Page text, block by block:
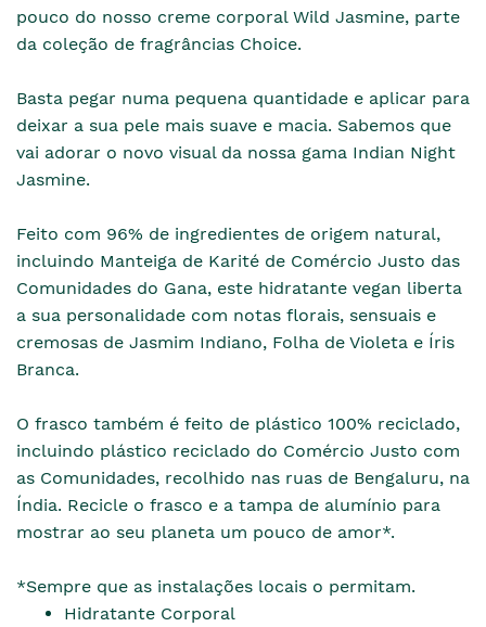
pouco do nosso creme corporal Wild Jasmine, parte
da coleção de fragrâncias Choice.
Basta pegar numa pequena quantidade e aplicar para
deixar a sua pele mais suave e macia. Sabemos que
vai adorar o novo visual da nossa gama Indian Night
Jasmine.
Feito com 96% de ingredientes de origem natural,
incluindo Manteiga de Karité de Comércio Justo das
Comunidades do Gana, este hidratante vegan liberta
a sua personalidade com notas florais, sensuais e
cremosas de Jasmim Indiano, Folha de Violeta e Íris
Branca.
O frasco também é feito de plástico 100% reciclado,
incluindo plástico reciclado do Comércio Justo com
as Comunidades, recolhido nas ruas de Bengaluru, na
Índia. Recicle o frasco e a tampa de alumínio para
mostrar ao seu planeta um pouco de amor*.
*Sempre que as instalações locais o permitam.
Hidratante Corporal